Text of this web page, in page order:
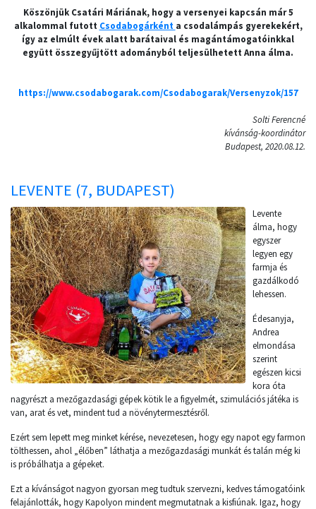
Köszönjük Csatári Máriának, hogy a versenyei kapcsán már 5
alkalommal futott Csodabogárként a csodalámpás gyerekekért,
így az elmúlt évek alatt barátaival és magántámogatóinkkal
együtt összegyűjtött adományból teljesülhetett Anna álma.
https://www.csodabogarak.com/Csodabogarak/Versenyzok/157
Solti Ferencné
kívánság-koordinátor
Budapest, 2020.08.12.
LEVENTE (7, BUDAPEST)
Levente
álma, hogy
egyszer
legyen egy
farmja és
gazdálkodó
lehessen.
Édesanyja,
Andrea
elmondása
szerint
egészen kicsi
kora óta
nagyrészt a mezőgazdasági gépek kötik le a figyelmét, szimulációs játéka is
van, arat és vet, mindent tud a növénytermesztésről.
Ezért sem lepett meg minket kérése, nevezetesen, hogy egy napot egy farmon
tölthessen, ahol „élőben” láthatja a mezőgazdasági munkát és talán még ki
is próbálhatja a gépeket.
Ezt a kívánságot nagyon gyorsan meg tudtuk szervezni, kedves támogatóink
felajánlották, hogy Kapolyon mindent megmutatnak a kisfiúnak. Igaz, hogy